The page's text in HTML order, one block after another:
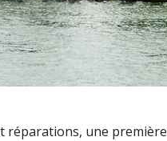
réparations, une première